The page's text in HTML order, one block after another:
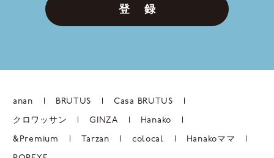
登 録
anan BRUTUS Casa BRUTUS
クロワッサン GINZA Hanako
&Premium Tarzan colocal Hanakoママ